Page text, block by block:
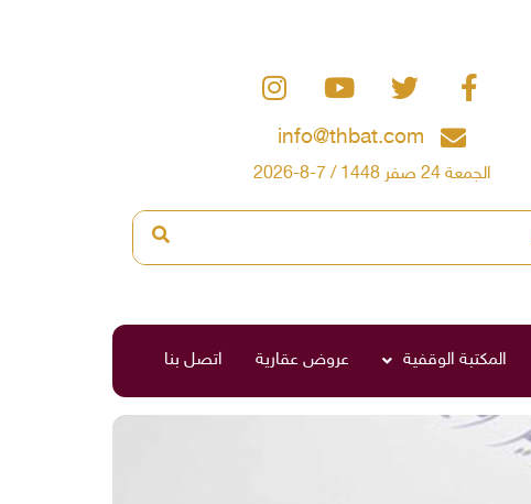
info@thbat.com
الجمعة 24 صفر 1448 / 7-8-2026
المكتبة الوقفية عروض عقارية اتصل بنا